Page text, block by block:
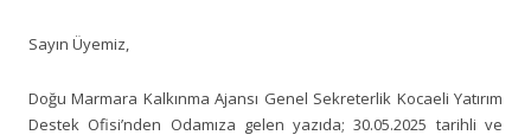
Sayın Üyemiz,
Doğu Marmara Kalkınma Ajansı Genel Sekreterlik Kocaeli Yatırım
Destek Ofisi’nden Odamıza gelen yazıda; 30.05.2025 tarihli ve